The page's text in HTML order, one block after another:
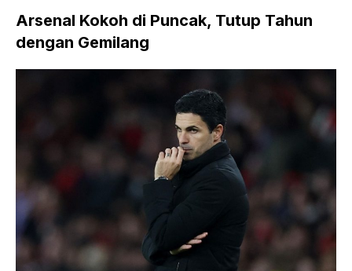
Arsenal Kokoh di Puncak, Tutup Tahun
dengan Gemilang